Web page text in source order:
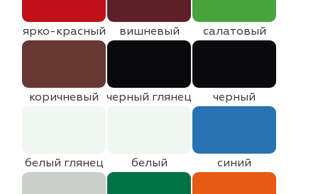
ярко-красный вишневый салатовый
коричневый черный глянец черный
белый глянец белый синий